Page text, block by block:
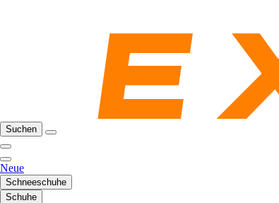
Suchen
Neue
Schneeschuhe
Schuhe